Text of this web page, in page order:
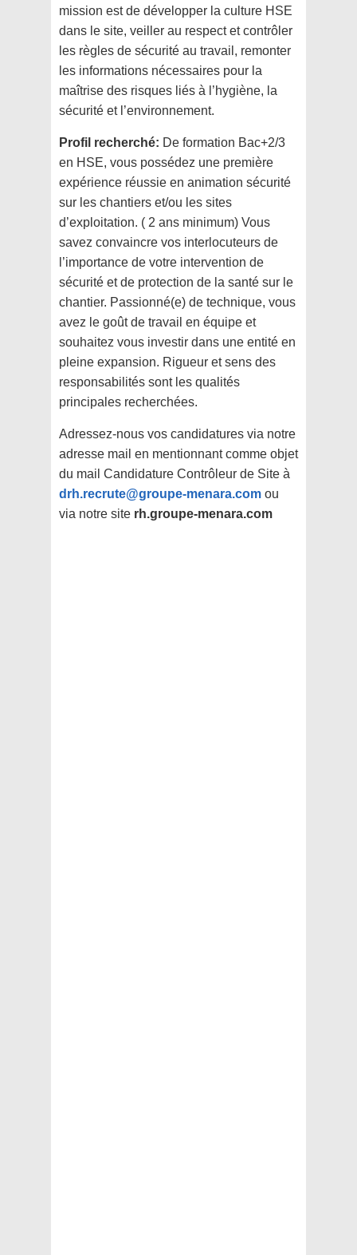
mission est de développer la culture HSE
dans le site, veiller au respect et contrôler
les règles de sécurité au travail, remonter
les informations nécessaires pour la
maîtrise des risques liés à l’hygiène, la
sécurité et l’environnement.
Profil recherché: De formation Bac+2/3
en HSE, vous possédez une première
expérience réussie en animation sécurité
sur les chantiers et/ou les sites
d’exploitation. ( 2 ans minimum) Vous
savez convaincre vos interlocuteurs de
l’importance de votre intervention de
sécurité et de protection de la santé sur le
chantier. Passionné(e) de technique, vous
avez le goût de travail en équipe et
souhaitez vous investir dans une entité en
pleine expansion. Rigueur et sens des
responsabilités sont les qualités
principales recherchées.
Adressez-nous vos candidatures via notre
adresse mail en mentionnant comme objet
du mail Candidature Contrôleur de Site à
drh.recrute@groupe-menara.com ou
via notre site rh.groupe-menara.com